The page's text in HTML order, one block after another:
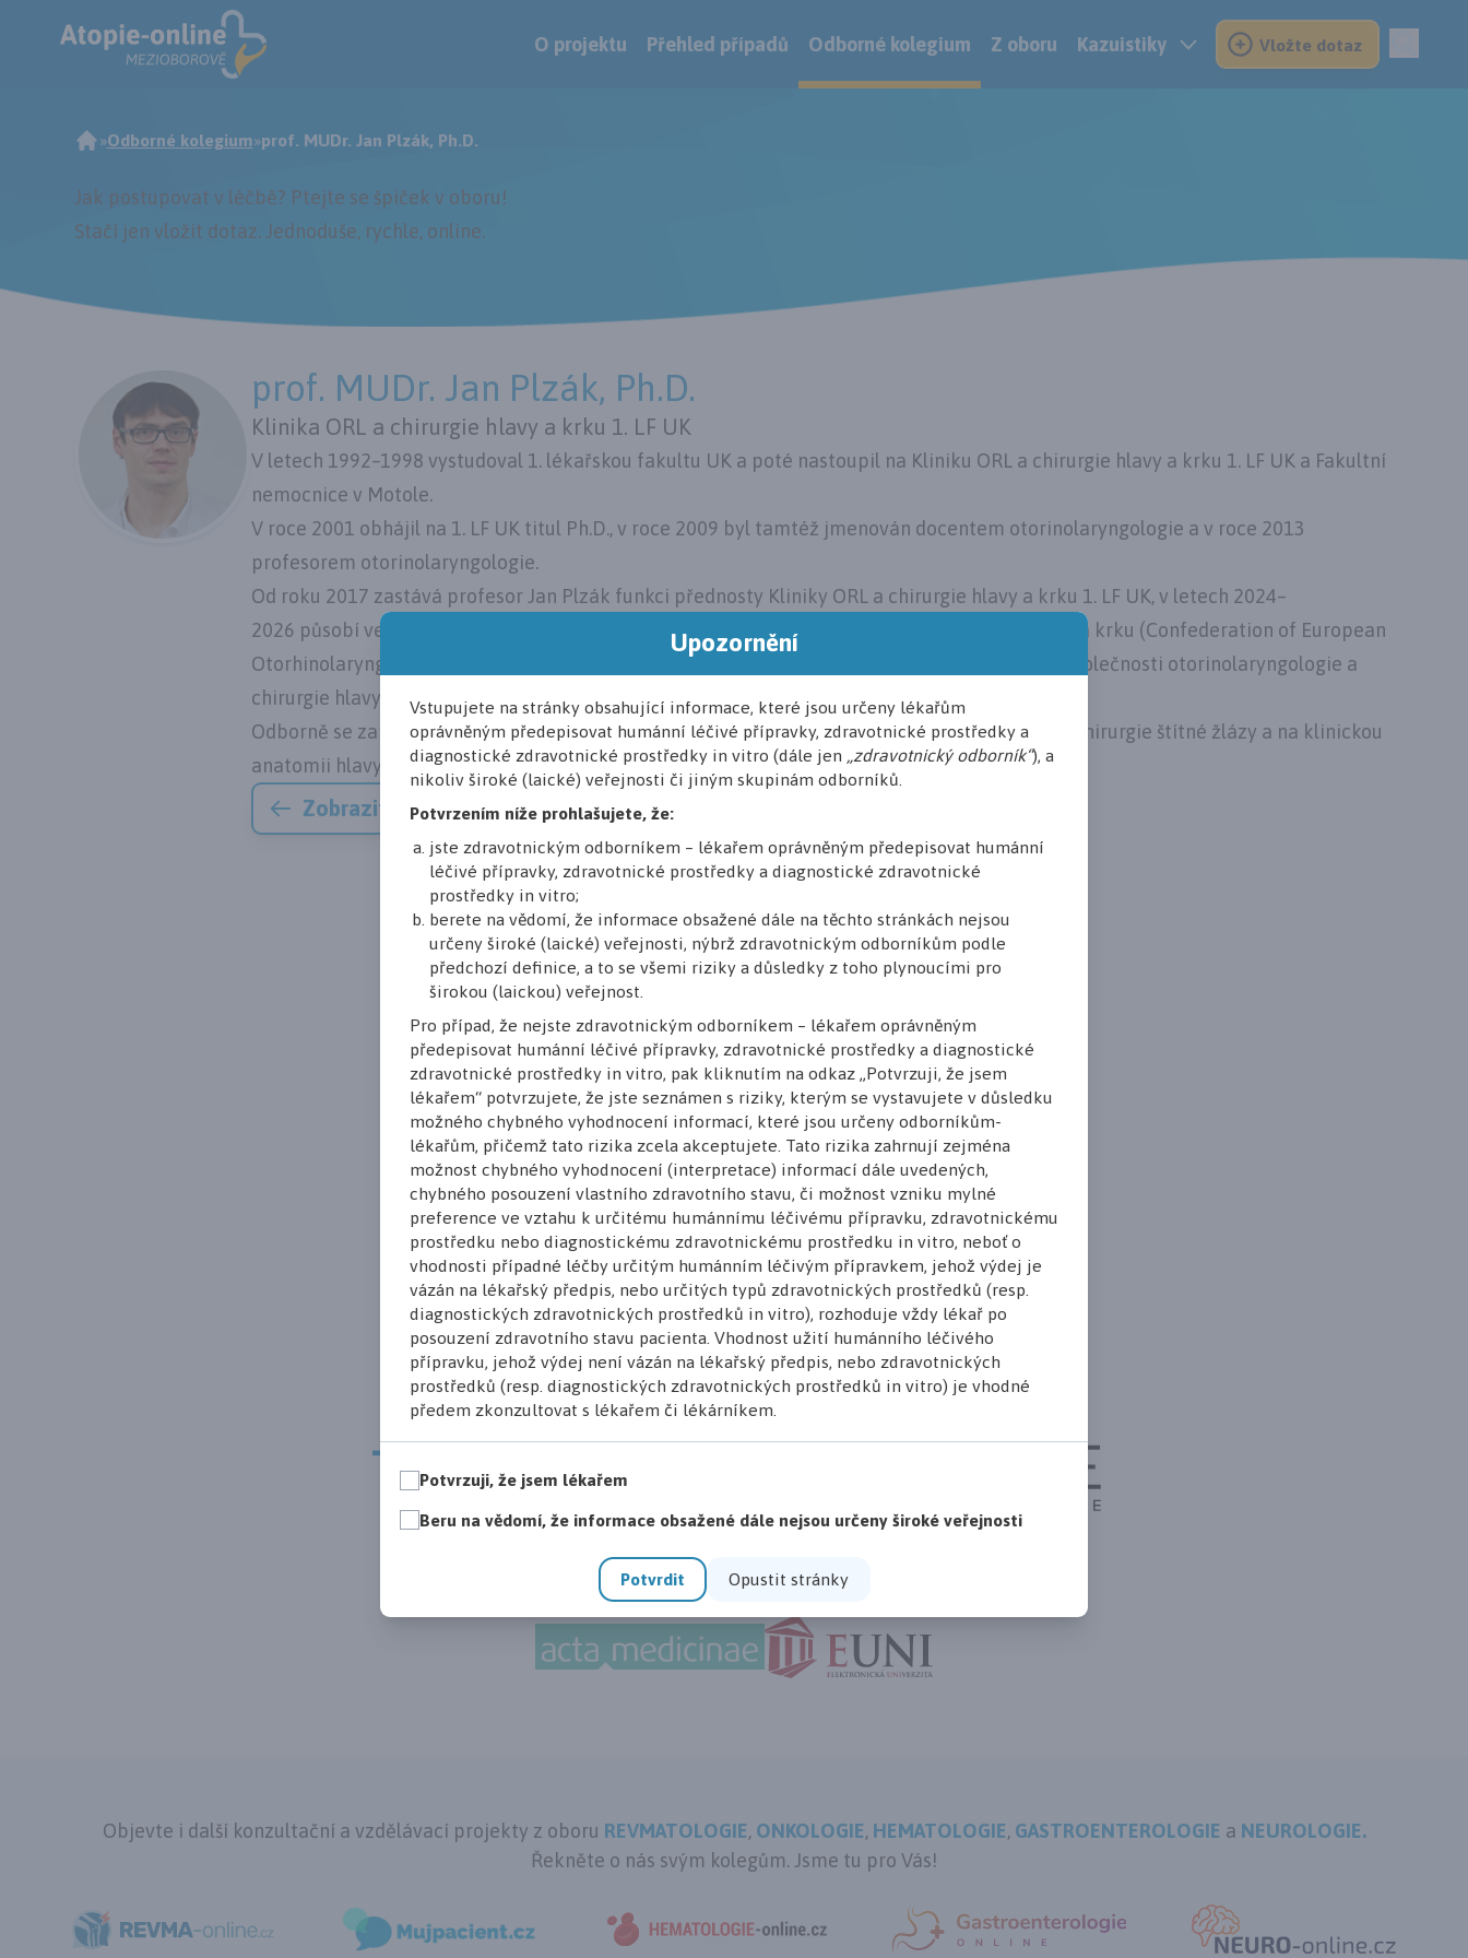
O projektu Přehled případů Odborné kolegium Z oboru Kazuistiky Vložte dotaz
»Odborné kolegium»prof. MUDr. Jan Plzák, Ph.D.
Jak postupovat v léčbě? Ptejte se špiček v oboru!
Stačí jen vložit dotaz. Jednoduše, rychle, online.
prof. MUDr. Jan Plzák, Ph.D.
Klinika ORL a chirurgie hlavy a krku 1. LF UK
V letech 1992–1998 vystudoval 1. lékařskou fakultu UK a poté nastoupil na Kliniku ORL a chirurgie hlavy a krku 1. LF UK a Fakultní
nemocnice v Motole.
V roce 2001 obhájil na 1. LF UK titul Ph.D., v roce 2009 byl tamtéž jmenován docentem otorinolaryngologie a v roce 2013
profesorem otorinolaryngologie.
Od roku 2017 zastává profesor Jan Plzák funkci přednosty Kliniky ORL a chirurgie hlavy a krku 1. LF UK, v letech 2024–
2026 působí ve funkci prezidenta Evropské konfederace otorinolaryngologie a chirurgie hlavy a krku (Confederation of European
Otorhinolaryngology Head and Neck Surgery, CEORL-HNS), od roku 2020 je předsedou České společnosti otorinolaryngologie a
chirurgie hlavy a krku ČLS JEP.
Odborně se zaměřuje na problematiku rinologie, chirurgie baze lební, onkologie hlavy a krku, chirurgie štítné žlázy a na klinickou
anatomii hlavy a krku.
Zobrazit všechny členy
Nenechte si ujít žádnou novinku!
Přihlaste se
Hlavní partner inzerce
Partneři projektu
Odborní partneři
Objevte i další konzultační a vzdělávací projekty z oboru REVMATOLOGIE, ONKOLOGIE, HEMATOLOGIE, GASTROENTEROLOGIE a NEUROLOGIE.
Řekněte o nás svým kolegům. Jsme tu pro Vás!
Upozornění
Vstupujete na stránky obsahující informace, které jsou určeny lékařům
oprávněným předepisovat humánní léčivé přípravky, zdravotnické prostředky a
diagnostické zdravotnické prostředky in vitro (dále jen „zdravotnický odborník“), a
nikoliv široké (laické) veřejnosti či jiným skupinám odborníků.
Potvrzením níže prohlašujete, že:
jste zdravotnickým odborníkem – lékařem oprávněným předepisovat humánní
léčivé přípravky, zdravotnické prostředky a diagnostické zdravotnické
prostředky in vitro;
berete na vědomí, že informace obsažené dále na těchto stránkách nejsou
určeny široké (laické) veřejnosti, nýbrž zdravotnickým odborníkům podle
předchozí definice, a to se všemi riziky a důsledky z toho plynoucími pro
širokou (laickou) veřejnost.
Pro případ, že nejste zdravotnickým odborníkem – lékařem oprávněným
předepisovat humánní léčivé přípravky, zdravotnické prostředky a diagnostické
zdravotnické prostředky in vitro, pak kliknutím na odkaz „Potvrzuji, že jsem
lékařem“ potvrzujete, že jste seznámen s riziky, kterým se vystavujete v důsledku
možného chybného vyhodnocení informací, které jsou určeny odborníkům-
lékařům, přičemž tato rizika zcela akceptujete. Tato rizika zahrnují zejména
možnost chybného vyhodnocení (interpretace) informací dále uvedených,
chybného posouzení vlastního zdravotního stavu, či možnost vzniku mylné
preference ve vztahu k určitému humánnímu léčivému přípravku, zdravotnickému
prostředku nebo diagnostickému zdravotnickému prostředku in vitro, neboť o
vhodnosti případné léčby určitým humánním léčivým přípravkem, jehož výdej je
vázán na lékařský předpis, nebo určitých typů zdravotnických prostředků (resp.
diagnostických zdravotnických prostředků in vitro), rozhoduje vždy lékař po
posouzení zdravotního stavu pacienta. Vhodnost užití humánního léčivého
přípravku, jehož výdej není vázán na lékařský předpis, nebo zdravotnických
prostředků (resp. diagnostických zdravotnických prostředků in vitro) je vhodné
předem zkonzultovat s lékařem či lékárníkem.
Potvrzuji, že jsem lékařem
Beru na vědomí, že informace obsažené dále nejsou určeny široké veřejnosti
Potvrdit Opustit stránky